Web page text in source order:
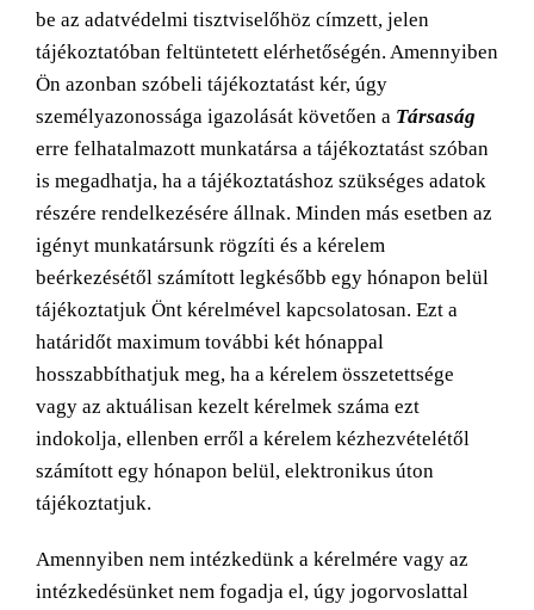
be az adatvédelmi tisztviselőhöz címzett, jelen
tájékoztatóban feltüntetett elérhetőségén. Amennyiben
Ön azonban szóbeli tájékoztatást kér, úgy
személyazonossága igazolását követően a Társaság
erre felhatalmazott munkatársa a tájékoztatást szóban
is megadhatja, ha a tájékoztatáshoz szükséges adatok
részére rendelkezésére állnak. Minden más esetben az
igényt munkatársunk rögzíti és a kérelem
beérkezésétől számított legkésőbb egy hónapon belül
tájékoztatjuk Önt kérelmével kapcsolatosan. Ezt a
határidőt maximum további két hónappal
hosszabbíthatjuk meg, ha a kérelem összetettsége
vagy az aktuálisan kezelt kérelmek száma ezt
indokolja, ellenben erről a kérelem kézhezvételétől
számított egy hónapon belül, elektronikus úton
tájékoztatjuk.
Amennyiben nem intézkedünk a kérelmére vagy az
intézkedésünket nem fogadja el, úgy jogorvoslattal